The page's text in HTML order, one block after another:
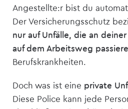
Angestellte:r bist du
Der Versicherungsschutz
nur auf Unfälle, die an
auf dem Arbeitsweg
Berufskrankheiten.
Doch was ist eine private
Diese Police kann jede